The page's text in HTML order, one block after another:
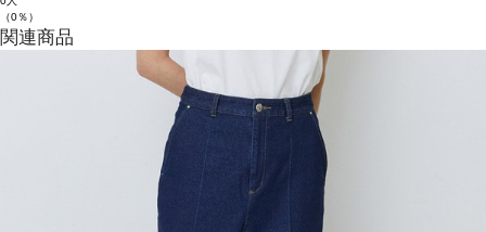
（0％）
関連商品